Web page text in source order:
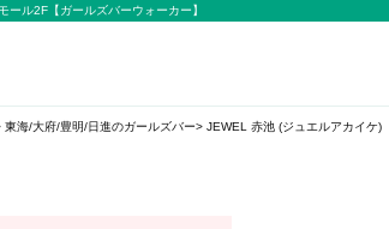
ル2F【ガールズバーウォーカー】
東海/大府/豊明/日進のガールズバー JEWEL 赤池 (ジュエルアカイケ)